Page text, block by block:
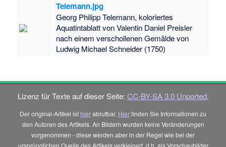
Alt Olvenstedt
der Kulturdenkmale
in Alte Neustadt·
Liste der
der Kulturdenkmale
in Altmärkische
Höhe·Liste der
Kulturdenkmale in
Altmärkische
Wische·Liste der
Kulturdenkmale in
Telemann.jpg
Georg Philipp Telemann, koloriertes
Aquatintablatt von Valentin Daniel Preisler
nach einem verschollenen Gemälde von
Ludwig Michael Schneider (1750)
Lizenz für Texte auf dieser Seite: CC-BY-SA 3.0 Unported.
Der original-Artikel ist hierabrufbar. Hierfinden Sie Informationen zu
den Autoren des Artikels. An Bildern wurden keine Veränderungen
vorgenommen - diese werden aber in der Regel wie bei der